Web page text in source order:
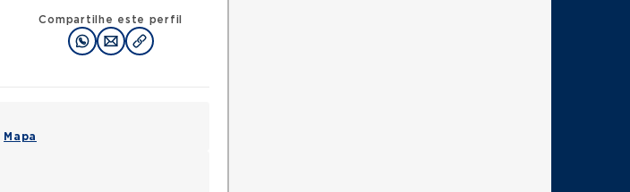
Compartilhe este perfil
Mapa